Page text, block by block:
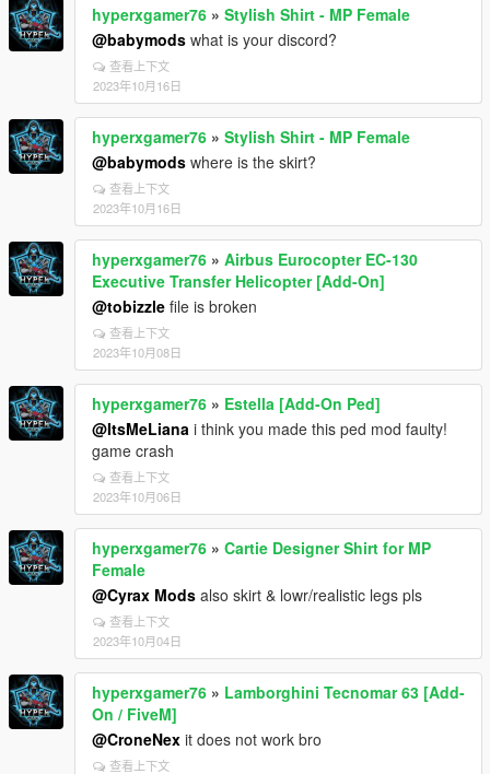
hyperxgamer76 » Stylish Shirt - MP Female
@babymods what is your discord?
查看上下文
2023年10月16日
hyperxgamer76 » Stylish Shirt - MP Female
@babymods where is the skirt?
查看上下文
2023年10月16日
hyperxgamer76 » Airbus Eurocopter EC-130
Executive Transfer Helicopter [Add-On]
@tobizzle file is broken
查看上下文
2023年10月08日
hyperxgamer76 » Estella [Add-On Ped]
@ItsMeLiana i think you made this ped mod faulty!
game crash
查看上下文
2023年10月06日
hyperxgamer76 » Cartie Designer Shirt for MP
Female
@Cyrax Mods also skirt & lowr/realistic legs pls
查看上下文
2023年10月04日
hyperxgamer76 » Lamborghini Tecnomar 63 [Add-
On / FiveM]
@CroneNex it does not work bro
查看上下文